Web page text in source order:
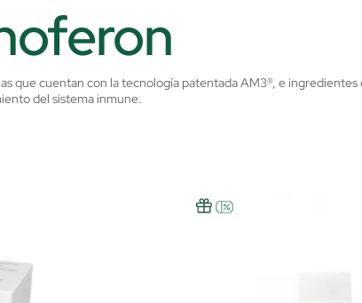
cuentan con la tecnología patentada AM3®, e
del sistema inmune.